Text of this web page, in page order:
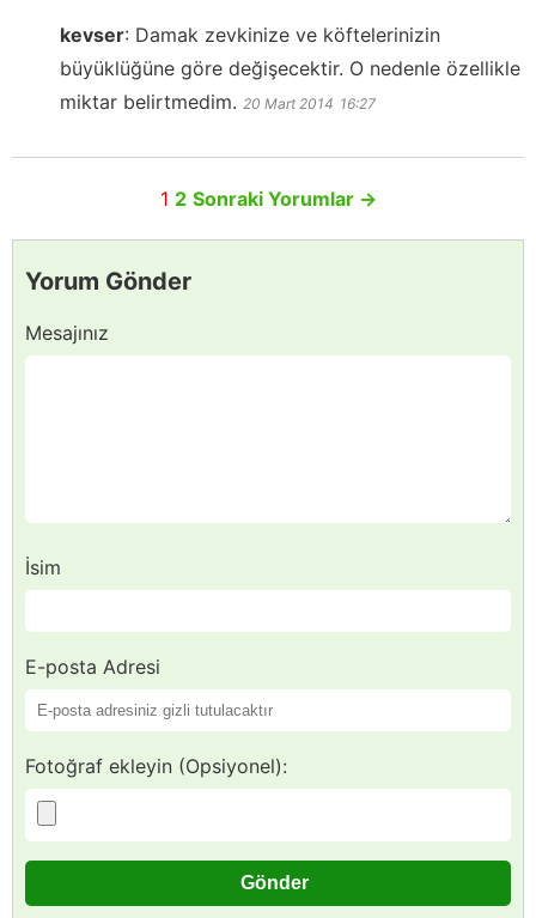
kevser: Damak zevkinize ve köftelerinizin
büyüklüğüne göre değişecektir. O nedenle özellikle
miktar belirtmedim. 20 Mart 2014 16:27
1 2 Sonraki Yorumlar →
Yorum Gönder
Mesajınız
İsim
E-posta Adresi
Fotoğraf ekleyin (Opsiyonel):